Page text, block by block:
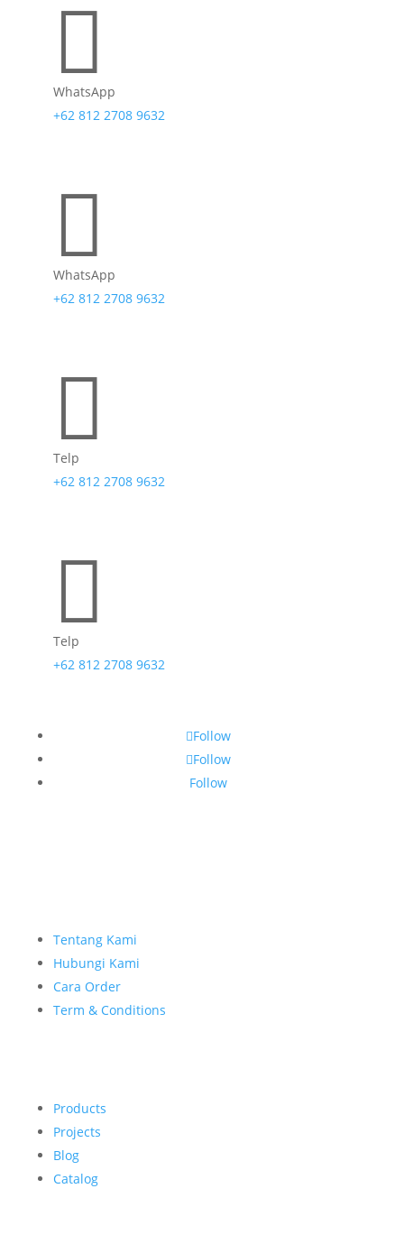

WhatsApp
+62 812 2708 9632

WhatsApp
+62 812 2708 9632

Telp
+62 812 2708 9632

Telp
+62 812 2708 9632
Follow
Follow
Follow
Tentang Kami
Hubungi Kami
Cara Order
Term & Conditions
Products
Projects
Blog
Catalog